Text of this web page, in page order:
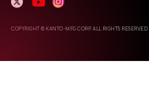
COPYRIGHT © KANTO-MFG.CORP. ALL RIGHTS RESERVED.